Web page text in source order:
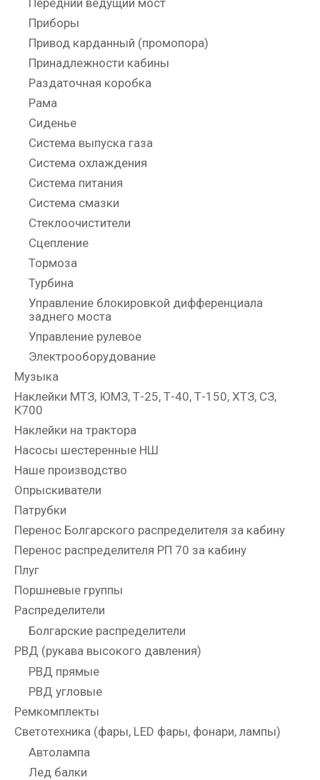
Приборы
Привод карданный (промопора)
Принадлежности кабины
Раздаточная коробка
Рама
Сиденье
Система выпуска газа
Система охлаждения
Система питания
Система смазки
Стеклоочистители
Сцепление
Тормоза
Турбина
Управление блокировкой дифференциала
заднего моста
Управление рулевое
Электрооборудование
Музыка
Наклейки МТЗ, ЮМЗ, Т-25, Т-40, Т-150, ХТЗ, СЗ,
К700
Наклейки на трактора
Насосы шестеренные НШ
Наше производство
Опрыскиватели
Патрубки
Перенос Болгарского распределителя за кабину
Перенос распределителя РП 70 за кабину
Плуг
Поршневые группы
Распределители
Болгарские распределители
РВД (рукава высокого давления)
РВД прямые
РВД угловые
Ремкомплекты
Светотехника (фары, LED фары, фонари, лампы)
Автолампа
Лед балки